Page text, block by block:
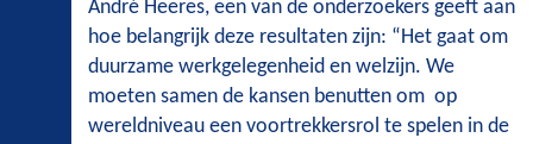
André Heeres, een van de onderzoekers geeft aan
hoe belangrijk deze resultaten zijn: “Het gaat om
duurzame werkgelegenheid en welzijn. We
moeten samen de kansen benutten om op
wereldniveau een voortrekkersrol te spelen in de